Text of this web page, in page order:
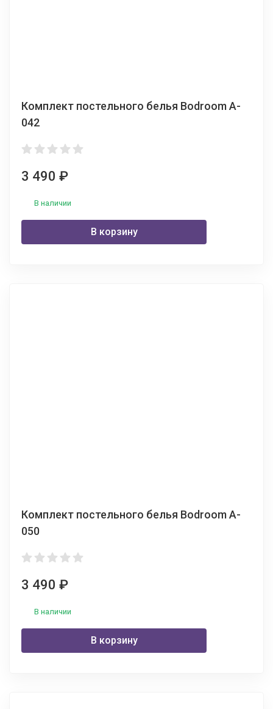
Комплект постельного белья Bodroom A-
042
3 490 ₽
В наличии
В корзину
Комплект постельного белья Bodroom A-
050
3 490 ₽
В наличии
В корзину